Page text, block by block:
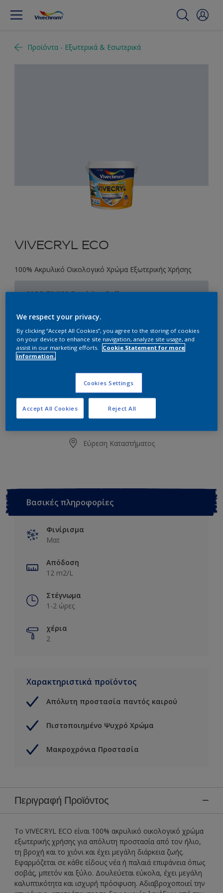
Προϊόντα - Εξωτερικά & Εσωτερικά
VIVECRYL ECO
100% Ακρυλικό Οικολογικό Χρώμα Εξωτερικής Χρήσης
30BB 73/052 Dandelion Puff
Συσκευασία
1L 3L 10L
Υπολογισμός
Εύρεση Καταστήματος
Βασικές πληροφορίες
Φινίρισμα
Ματ
Απόδοση
12 m2/L
Στέγνωμα
1-2 ώρες
χέρια
2
Χαρακτηριστικά προϊόντος
Απόλυτη προστασία παντός καιρού
Πιστοποιημένο Ψυχρό Χρώμα
Μακροχρόνια Προστασία
Περιγραφή Προϊόντος
To VIVECRYL ECO είναι 100% ακρυλικό οικολογικό χρώμα
εξωτερικής χρήσης για απόλυτη προστασία από τον ήλιο,
τη βροχή και το χιόνι και έχει μεγάλη διάρκεια ζωής.
Εφαρμόζεται σε κάθε είδους νέα ή παλαιά επιφάνεια όπως
σοβάς, μπετόν και ξύλο. Δουλεύεται εύκολα, έχει μεγάλη
καλυπτικότητα και ισχυρή πρόσφυση. Αδιαβροχοποιεί την
We respect your privacy.
By clicking “Accept All Cookies”, you agree to the storing of cookies
on your device to enhance site navigation, analyze site usage, and
assist in our marketing efforts.
Cookie Statement for more
information.
Cookies Settings
Reject All
Accept All Cookies